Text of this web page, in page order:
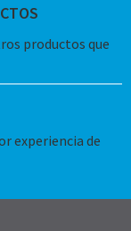
productos que
experiencia de